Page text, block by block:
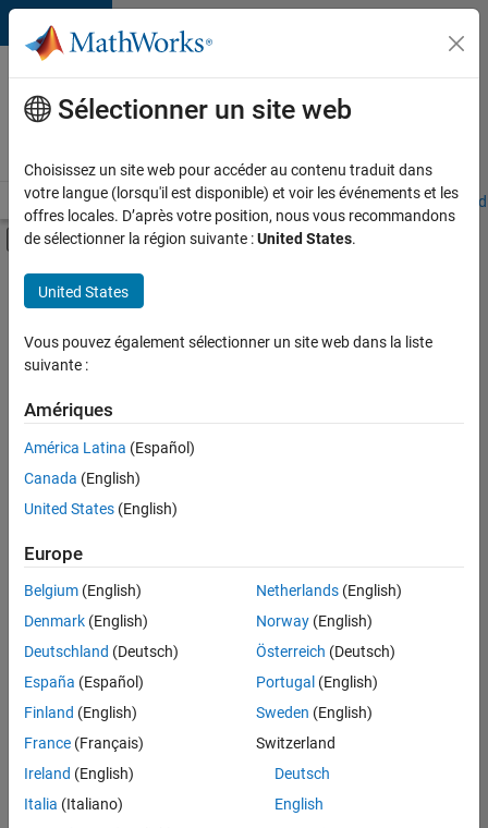
Passer au contenu
Votre
carrière
chez
Accueil Explorer nos opportunités Adresses de nos bureaux
Activer/désactiver l'affichage du menu
Contenu principal
FILTRER PAR
Ventes commerciales
Support client
Ventes internes
Actuellement,
aucune
offre
d'emploi
correspondant
à vos
critères
de
recherche.
Vous
pouvez
élargir
votre
recherche
ou
afficher
Sélectionner un site web
Choisissez un site web pour accéder au contenu traduit dans
votre langue (lorsqu'il est disponible) et voir les événements et les
offres locales. D’après votre position, nous vous recommandons
de sélectionner la région suivante :United States.
United States
Vous pouvez également sélectionner un site web dans la liste
suivante :
Amériques
América Latina (Español)
Canada (English)
United States (English)
Europe
Belgium (English)
Denmark (English)
Deutschland (Deutsch)
España (Español)
Finland (English)
France (Français)
Ireland (English)
Italia (Italiano)
Netherlands(English)
Norway(English)
Österreich (Deutsch)
Portugal (English)
Sweden (English)
Switzerland
Deutsch
English